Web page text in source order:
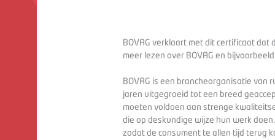
BOVAG verklaart met dit certificaat dat
meer lezen over BOVAG en
BOVAG is een brancheorganisatie van
jaren uitgegroeid tot een breed
moeten voldoen aan strenge
die op deskundige wijze hun werk
zodat de consument te allen tijd terug